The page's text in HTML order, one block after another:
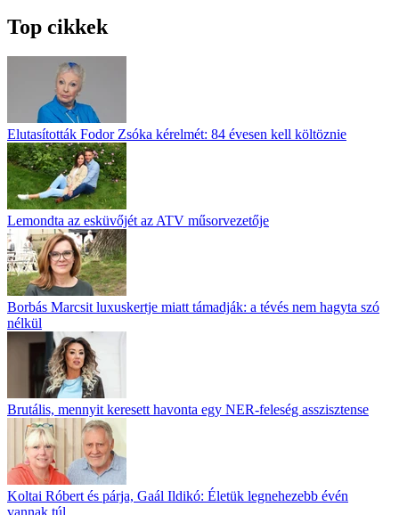
Top cikkek
Elutasították Fodor Zsóka kérelmét: 84 évesen kell költöznie
Lemondta az esküvőjét az ATV műsorvezetője
Borbás Marcsit luxuskertje miatt támadják: a tévés nem hagyta szó
nélkül
Brutális, mennyit keresett havonta egy NER-feleség asszisztense
Koltai Róbert és párja, Gaál Ildikó: Életük legnehezebb évén